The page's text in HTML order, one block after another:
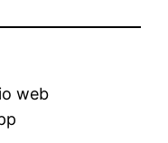
web